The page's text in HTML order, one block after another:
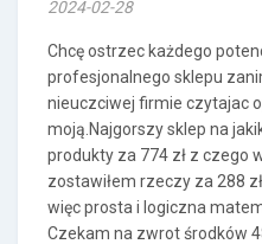
2024-02-28
Chcę ostrzec każdego
profesjonalnego sklepu
nieuczciwej firmie czytajac
moją.Najgorszy sklep na
produkty za 774 zł z czego
zostawiłem rzeczy za 288
więc prosta i logiczna
Czekam na zwrot środków